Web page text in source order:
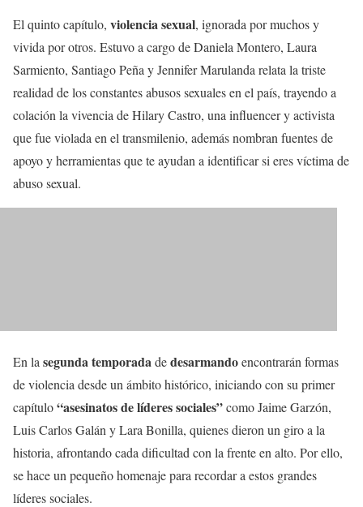
El quinto capítulo, violencia sexual, ignorada por muchos y
vivida por otros. Estuvo a cargo de Daniela Montero, Laura
Sarmiento, Santiago Peña y Jennifer Marulanda relata la triste
realidad de los constantes abusos sexuales en el país, trayendo a
colación la vivencia de Hilary Castro, una influencer y activista
que fue violada en el transmilenio, además nombran fuentes de
apoyo y herramientas que te ayudan a identificar si eres víctima de
abuso sexual.
En la segunda temporadadedesarmandoencontrarán formas
de violencia desde un ámbito histórico, iniciando con su primer
capítulo“asesinatos de líderes sociales”como Jaime Garzón,
Luis Carlos Galán y Lara Bonilla, quienes dieron un giro a la
historia, afrontando cada dificultad con la frente en alto. Por ello,
se hace un pequeño homenaje para recordar a estos grandes
líderes sociales.